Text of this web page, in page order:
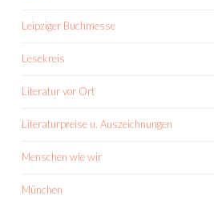
Leipziger Buchmesse
Lesekreis
Literatur vor Ort
Literaturpreise u. Auszeichnungen
Menschen wie wir
München